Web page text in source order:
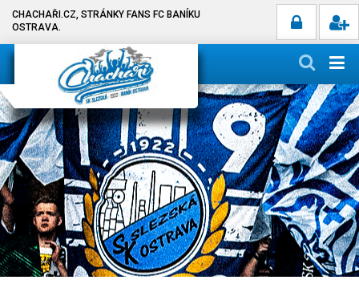
CHACHAŘI.CZ, STRÁNKY FANS FC BANÍKU
OSTRAVA.